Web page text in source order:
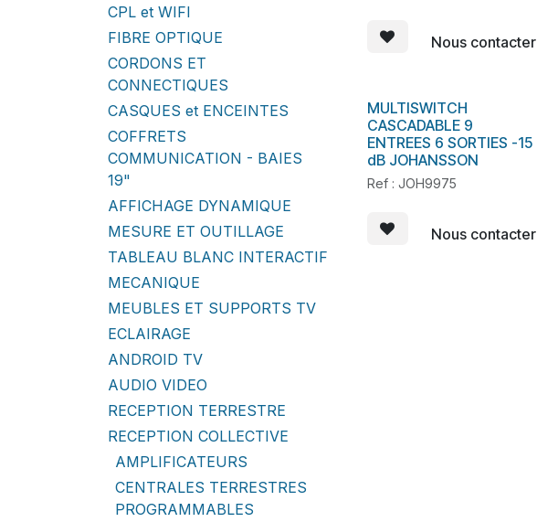
CPL et WIFI
FIBRE OPTIQUE
CORDONS ET
CONNECTIQUES
CASQUES et ENCEINTES
COFFRETS
COMMUNICATION - BAIES
19"
AFFICHAGE DYNAMIQUE
MESURE ET OUTILLAGE
TABLEAU BLANC INTERACTIF
MECANIQUE
MEUBLES ET SUPPORTS TV
ECLAIRAGE
ANDROID TV
AUDIO VIDEO
RECEPTION TERRESTRE
RECEPTION COLLECTIVE
AMPLIFICATEURS
CENTRALES TERRESTRES
PROGRAMMABLES
Nous contacter
En stock
MULTISWITCH
CASCADABLE 9
ENTREES 6 SORTIES -15
dB JOHANSSON
Ref : JOH9975
Nous contacter